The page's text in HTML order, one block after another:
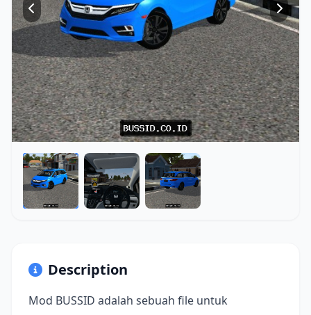
Description
Mod BUSSID adalah sebuah file untuk